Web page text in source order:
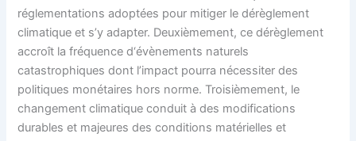
réglementations adoptées pour mitiger le dérèglement
climatique et s’y adapter. Deuxièmement, ce dérèglement
accroît la fréquence d‘évènements naturels
catastrophiques dont l’impact pourra nécessiter des
politiques monétaires hors norme. Troisièmement, le
changement climatique conduit à des modifications
durables et majeures des conditions matérielles et